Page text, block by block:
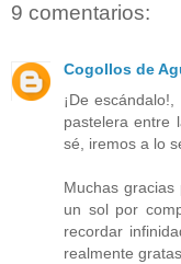
9 comentarios:
Cogollos de
¡De
pastelera entre
sé, iremos a lo
Muchas
un sol por
recordar
realmente